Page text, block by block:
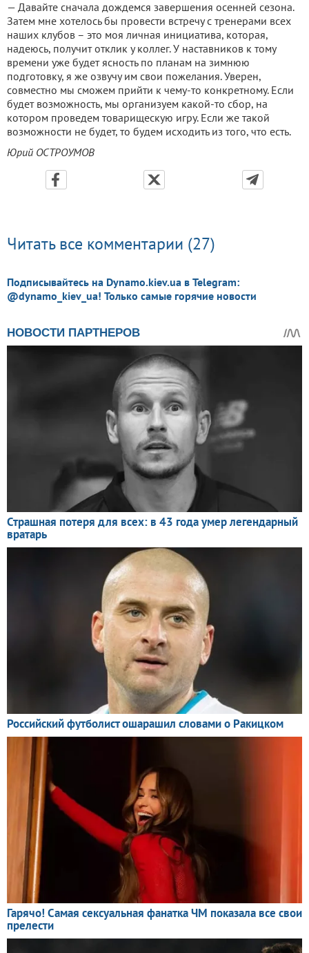
— Давайте сначала дождемся завершения осенней сезона.
Затем мне хотелось бы провести встречу с тренерами всех
наших клубов – это моя личная инициатива, которая,
надеюсь, получит отклик у коллег. У наставников к тому
времени уже будет ясность по планам на зимнюю
подготовку, я же озвучу им свои пожелания. Уверен,
совместно мы сможем прийти к чему-то конкретному. Если
будет возможность, мы организуем какой-то сбор, на
котором проведем товарищескую игру. Если же такой
возможности не будет, то будем исходить из того, что есть.
Юрий ОСТРОУМОВ
Читать все комментарии (27)
Подписывайтесь на Dynamo.kiev.ua в Telegram:
@dynamo_kiev_ua! Только самые горячие новости